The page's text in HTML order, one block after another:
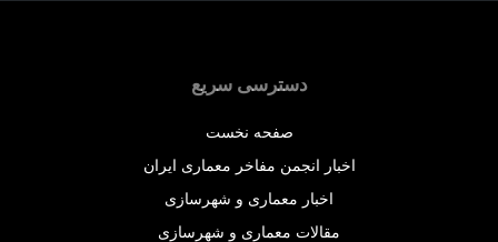
دسترسی سریع
صفحه نخست
اخبار انجمن مفاخر معماری ایران
اخبار معماری و شهرسازی
مقالات معماری و شهرسازی